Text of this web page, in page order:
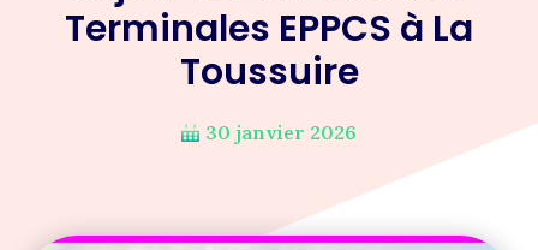
Terminales EPPCS à La
Toussuire
30 janvier 2026